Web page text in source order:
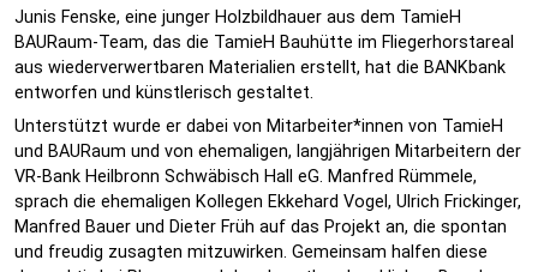
Junis Fenske, eine junger Holzbildhauer aus dem TamieH
BAURaum-Team, das die TamieH Bauhütte im Fliegerhorstareal
aus wiederverwertbaren Materialien erstellt, hat die BANKbank
entworfen und künstlerisch gestaltet.
Unterstützt wurde er dabei von Mitarbeiter*innen von TamieH
und BAURaum und von ehemaligen, langjährigen Mitarbeitern der
VR-Bank Heilbronn Schwäbisch Hall eG. Manfred Rümmele,
sprach die ehemaligen Kollegen Ekkehard Vogel, Ulrich Frickinger,
Manfred Bauer und Dieter Früh auf das Projekt an, die spontan
und freudig zusagten mitzuwirken. Gemeinsam halfen diese